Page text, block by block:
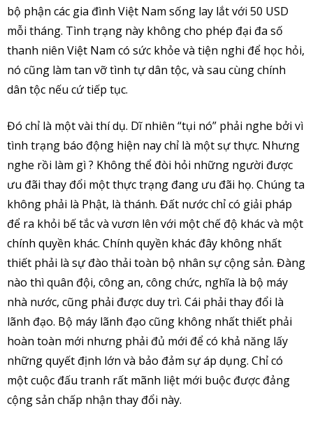
bộ phận các gia đình Việt Nam sống lay lắt với 50 USD
mỗi tháng. Tình trạng này không cho phép đại đa số
thanh niên Việt Nam có sức khỏe và tiện nghi để học hỏi,
nó cũng làm tan vỡ tình tự dân tộc, và sau cùng chính
dân tộc nếu cứ tiếp tục.
Đó chỉ là một vài thí dụ. Dĩ nhiên “tụi nó” phải nghe bởi vì
tình trạng báo động hiện nay chỉ là một sự thực. Nhưng
nghe rồi làm gì ? Không thể đòi hỏi những người được
ưu đãi thay đổi một thực trạng đang ưu đãi họ. Chúng ta
không phải là Phật, là thánh. Đất nước chỉ có giải pháp
để ra khỏi bế tắc và vươn lên với một chế độ khác và một
chính quyền khác. Chính quyền khác đây không nhất
thiết phải là sự đào thải toàn bộ nhân sự cộng sản. Đàng
nào thì quân đội, công an, công chức, nghĩa là bộ máy
nhà nước, cũng phải được duy trì. Cái phải thay đổi là
lãnh đạo. Bộ máy lãnh đạo cũng không nhất thiết phải
hoàn toàn mới nhưng phải đủ mới để có khả năng lấy
những quyết định lớn và bảo đảm sự áp dụng. Chỉ có
một cuộc đấu tranh rất mãnh liệt mới buộc được đảng
cộng sản chấp nhận thay đổi này.